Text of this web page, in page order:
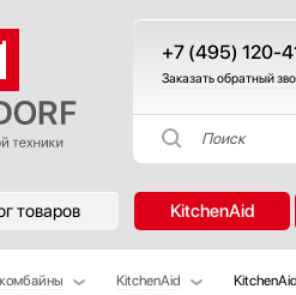
+7 (495) 120-
Заказать обратный
Поиск
товаров KitchenAid
KitchenAid